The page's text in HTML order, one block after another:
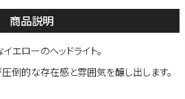
商品説明
エローのヘッドライト。
倒的な存在感と雰囲気を醸し出します。